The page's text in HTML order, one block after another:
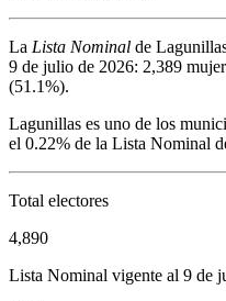
La Lista Nominal de
9 de julio de 2026: 2,389
(51.1%).
Lagunillas es uno de los
el 0.22% de la Lista Nominal
Total electores
4,890
Lista Nominal vigente al 9 de